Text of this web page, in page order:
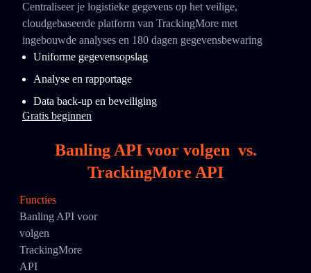
Centraliseer je logistieke gegevens op het veilige,
cloudgebaseerde platform van TrackingMore met
ingebouwde analyses en 180 dagen gegevensbewaring
Uniforme gegevensopslag
Analyse en rapportage
Data back-up en beveiliging
Gratis beginnen
Banling API voor volgen vs.
TrackingMore API
Functies
Banling API voor
volgen
TrackingMore
API